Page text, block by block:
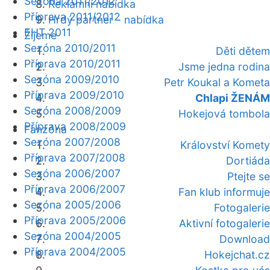
Reklamní nabídka
Hrdý partner - nabídka
Žijeme
Děti dětem
Jsme jedna rodina
Petr Koukal a Kometa
Chlapi ŽENÁM
Hokejová tombola
Fanzóna
Království Komety
Dortiáda
Ptejte se
Fan klub informuje
Fotogalerie
Aktivní fotogalerie
Download
Hokejchat.cz
Příprava 2011/2012
EHT 2011
Sezóna 2010/2011
Příprava 2010/2011
Sezóna 2009/2010
Příprava 2009/2010
Sezóna 2008/2009
Příprava 2008/2009
Sezóna 2007/2008
Příprava 2007/2008
Sezóna 2006/2007
Příprava 2006/2007
Sezóna 2005/2006
Příprava 2005/2006
Sezóna 2004/2005
Příprava 2004/2005